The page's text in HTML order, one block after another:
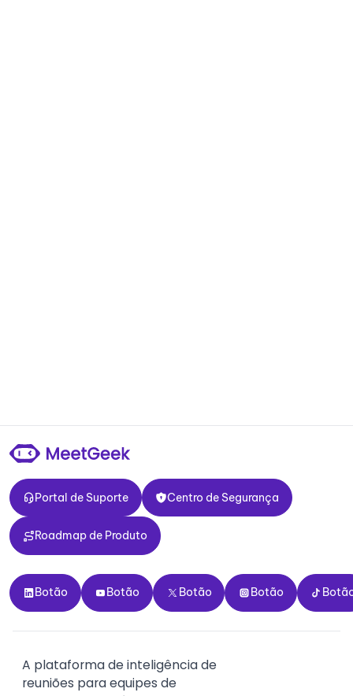
Portal de Suporte
Portal de Suporte
Centro de Segurança
Centro de Segurança
Roadmap de Produto
Roadmap de Produto
Botão
Botão
Botão
Botão
Botão
Botão
Botão
Botão Botão
A plataforma de inteligência de
reuniões para equipes de